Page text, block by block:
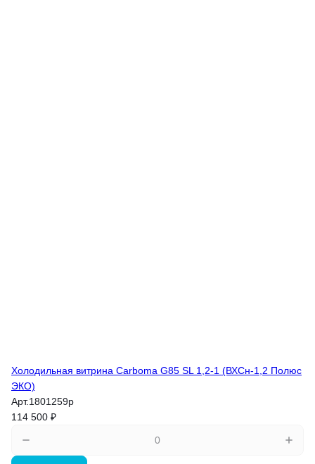
Холодильная витрина Carboma G85 SL 1,2-1 (ВХСн-1,2 Полюс
ЭКО)
Арт.1801259p
114 500 ₽